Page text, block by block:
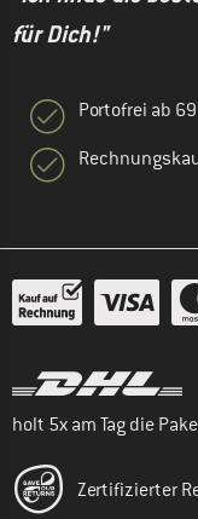
für Dich!"
Portofrei ab
holt 5x am Tag die
Zertifizierter